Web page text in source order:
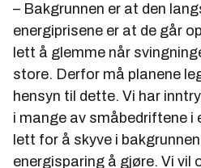
– Bakgrunnen er at den
energiprisene er at de går
lett å glemme når
store. Derfor må planene
hensyn til dette. Vi har
i mange av småbedriftene i
lett for å skyve i
energisparing å gjøre. Vi vil